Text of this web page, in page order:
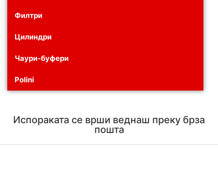
Филтри
Цилиндри
Чаури-буфери
Polini
Испораката се врши веднаш преку брза
пошта